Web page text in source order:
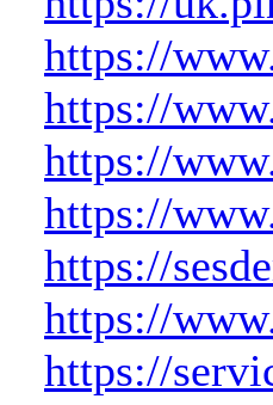
https://
https://
https://
https://
https://
https://
https://